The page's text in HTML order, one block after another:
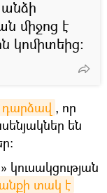
միջոց է
կոմիտեից։
դարձավ , որ
են
տակ է